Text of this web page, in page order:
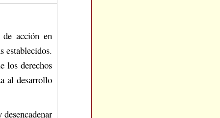
acción en
establecidos.
los derechos
al desarrollo